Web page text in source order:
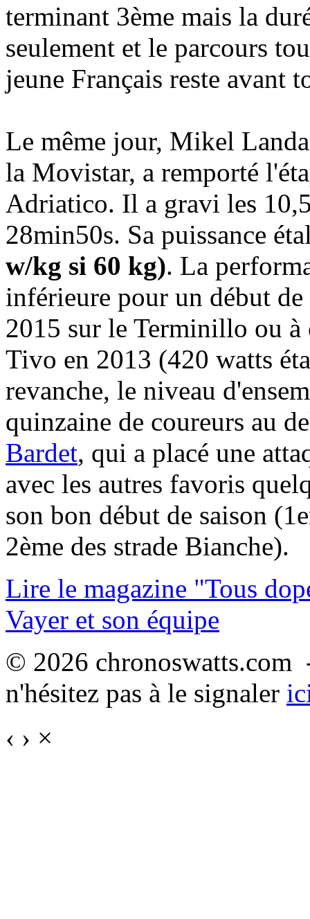
terminant 3ème mais la
seulement et le parcours
jeune Français reste avant
Le même jour, Mikel
la Movistar, a remporté
Adriatico. Il a gravi les
28min50s. Sa puissance
w/kg si 60 kg). La
inférieure pour un début
2015 sur le Terminillo ou
Tivo en 2013 (420 watts
revanche, le niveau
quinzaine de coureurs au
Bardet, qui a placé une
avec les autres favoris
son bon début de saison
2ème des strade Bianche).
Lire le magazine "Tous
Vayer et son équipe
© 2026
n'hésitez pas à le signaler
‹ › ×